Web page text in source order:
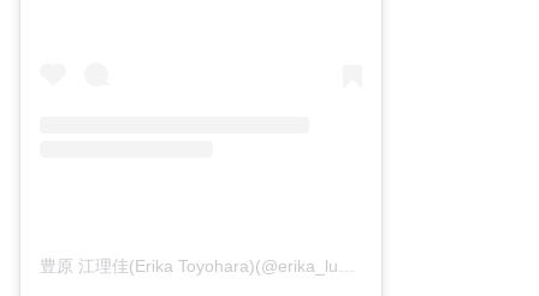
豊原 江理佳(Erika Toyohara)(@erika_lunat)がシェアした投稿